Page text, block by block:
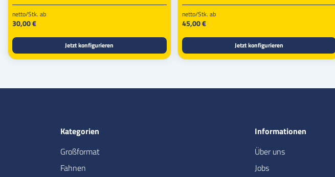
netto/Stk. ab
30,00 €
Jetzt konfigurieren
netto/Stk. ab
45,00 €
Jetzt konfigurieren
Kategorien
Großformat
Fahnen
Informationen
Über uns
Jobs